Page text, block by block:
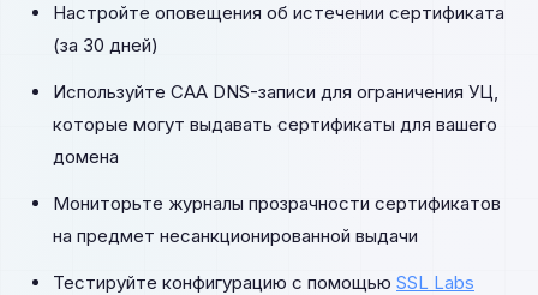
Настройте оповещения об истечении сертификата
(за 30 дней)
Используйте CAA DNS-записи для ограничения УЦ,
которые могут выдавать сертификаты для вашего
домена
Мониторьте журналы прозрачности сертификатов
на предмет несанкционированной выдачи
Тестируйте конфигурацию с помощью SSL Labs